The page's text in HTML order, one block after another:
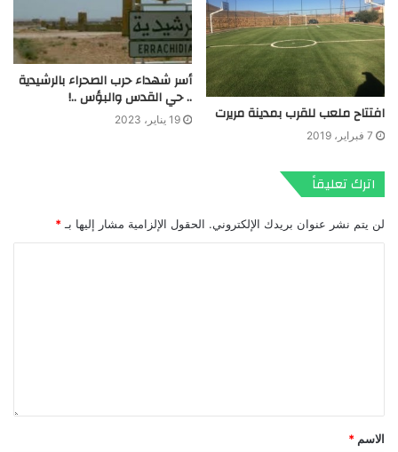
افتتاح ملعب للقرب بمدينة مريرت
7 فبراير، 2019
أسر شهداء حرب الصحراء بالرشيدية
.. حي القدس والبؤس ..!
19 يناير، 2023
اترك تعليقاً
لن يتم نشر عنوان بريدك الإلكتروني. الحقول الإلزامية مشار إليها بـ *
الاسم *